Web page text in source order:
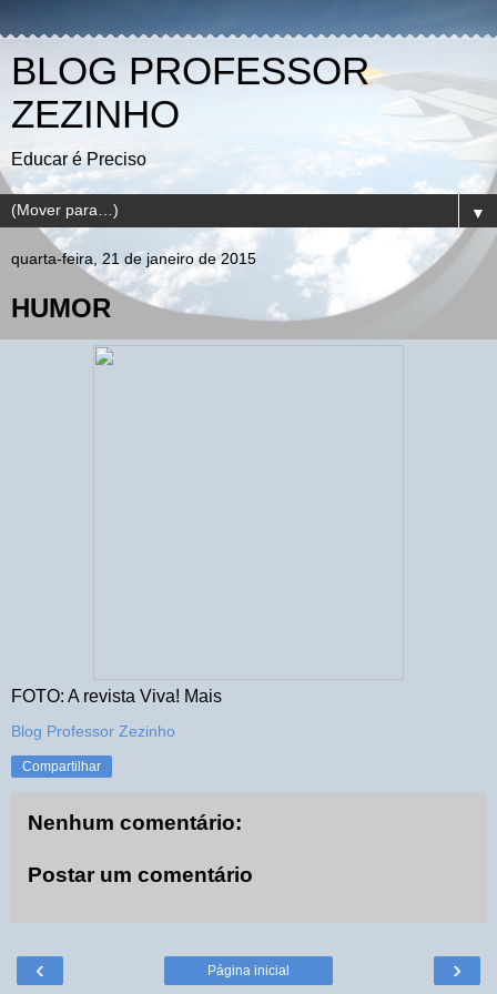
BLOG PROFESSOR
ZEZINHO
Educar é Preciso
▼
quarta-feira, 21 de janeiro de 2015
HUMOR
FOTO: A revista Viva! Mais
Blog Professor Zezinho
Compartilhar
Nenhum comentário:
Postar um comentário
‹ ›
Página inicial